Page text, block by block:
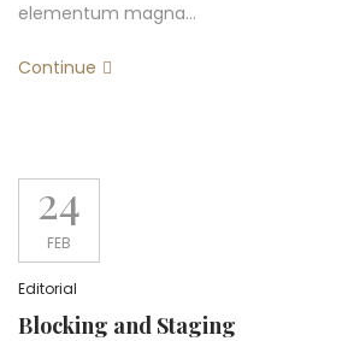
elementum magna…
Continue
24
FEB
Editorial
Blocking and Staging